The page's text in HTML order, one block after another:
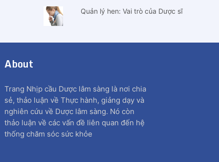
Quản lý hen: Vai trò của Dược sĩ
About
Trang Nhịp cầu Dược lâm sàng là nơi chia
sẻ, thảo luận về Thực hành, giảng dạy và
nghiên cứu về Dược lâm sàng. Nó còn
thảo luận về các vấn đề liên quan đến hệ
thống chăm sóc sức khỏe